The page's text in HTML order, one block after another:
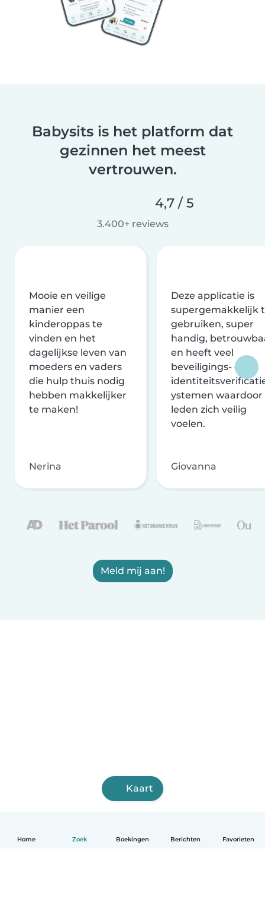
Home Zoek Boekingen Berichten Favorieten
Babysits is het platform dat
gezinnen het meest
vertrouwen.
4,7 / 5
3.400+ reviews
Mooie en veilige
manier een
kinderoppas te
vinden en het
dagelijkse leven van
moeders en vaders
die hulp thuis nodig
hebben makkelijker
te maken!
Nerina
Deze applicatie is
supergemakkelijk
gebruiken, super
handig,
en heeft veel
beveiligings- en
ystemen waardoor
leden zich veilig
voelen.
Giovanna
Meld mij aan!
Kaart